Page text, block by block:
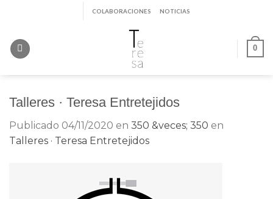
contenido
COLABORACIONES NOTICIAS
0
Talleres · Teresa Entretejidos
Publicado 04/11/2020 en 350 &veces; 350 en
Talleres · Teresa Entretejidos